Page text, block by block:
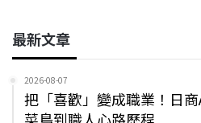
最新文章
2026-08-07
把「喜歡」變成職業！日